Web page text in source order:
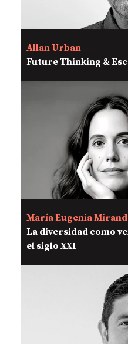
Allan Urban
Future Thinking &
María Eugenia
La diversidad como
el siglo XXI